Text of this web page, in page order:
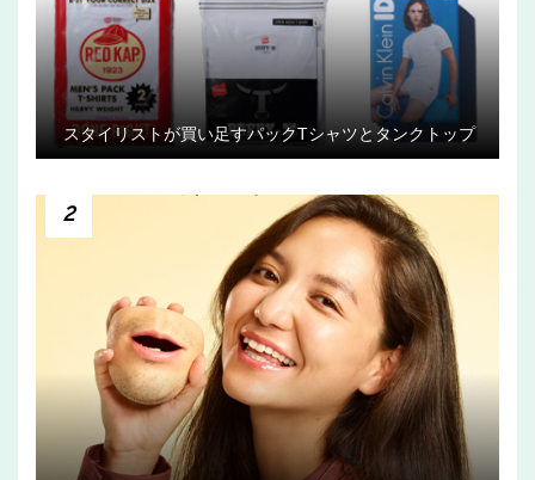
スタイリストが買い足すパックTシャツとタンクトップ
2